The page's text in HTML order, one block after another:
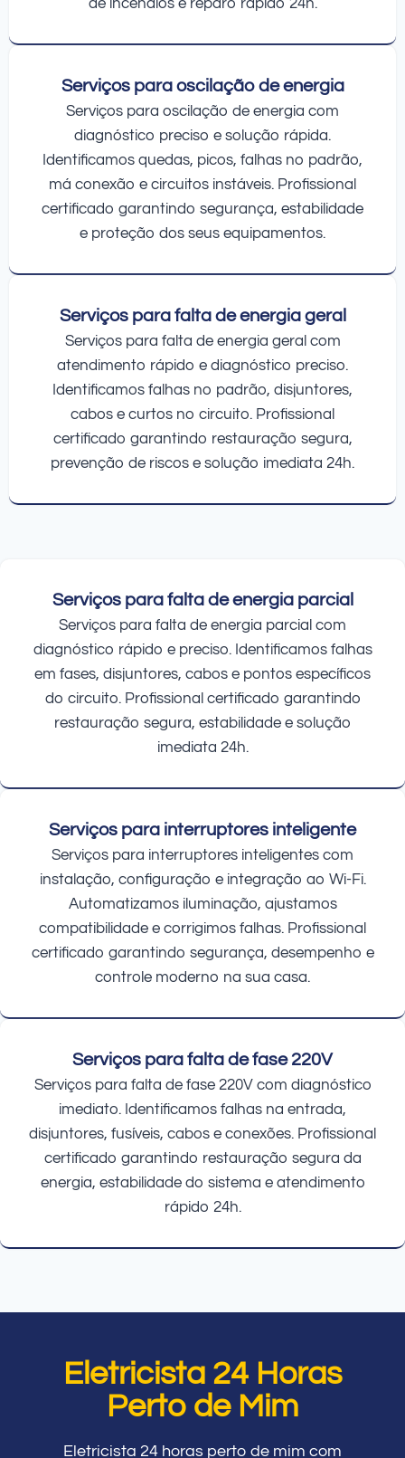
Serviços para oscilação de energia
Serviços para oscilação de energia com
diagnóstico preciso e solução rápida.
Identificamos quedas, picos, falhas no padrão,
má conexão e circuitos instáveis. Profissional
certificado garantindo segurança, estabilidade
e proteção dos seus equipamentos.
Serviços para falta de energia geral
Serviços para falta de energia geral com
atendimento rápido e diagnóstico preciso.
Identificamos falhas no padrão, disjuntores,
cabos e curtos no circuito. Profissional
certificado garantindo restauração segura,
prevenção de riscos e solução imediata 24h.
Serviços para falta de energia parcial
Serviços para falta de energia parcial com
diagnóstico rápido e preciso. Identificamos falhas
em fases, disjuntores, cabos e pontos específicos
do circuito. Profissional certificado garantindo
restauração segura, estabilidade e solução
imediata 24h.
Serviços para interruptores inteligente
Serviços para interruptores inteligentes com
instalação, configuração e integração ao Wi-Fi.
Automatizamos iluminação, ajustamos
compatibilidade e corrigimos falhas. Profissional
certificado garantindo segurança, desempenho e
controle moderno na sua casa.
Serviços para falta de fase 220V
Serviços para falta de fase 220V com diagnóstico
imediato. Identificamos falhas na entrada,
disjuntores, fusíveis, cabos e conexões. Profissional
certificado garantindo restauração segura da
energia, estabilidade do sistema e atendimento
rápido 24h.
Eletricista 24 Horas
Perto de Mim
Eletricista 24 horas perto de mim com